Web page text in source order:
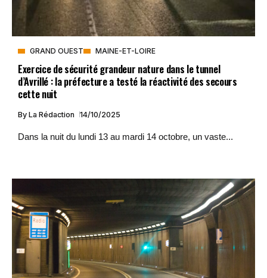
GRAND OUEST MAINE-ET-LOIRE
Exercice de sécurité grandeur nature dans le tunnel
d’Avrillé : la préfecture a testé la réactivité des secours
cette nuit
By La Rédaction 14/10/2025
Dans la nuit du lundi 13 au mardi 14 octobre, un vaste...